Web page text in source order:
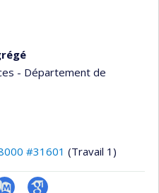
- Département de
#31601 (Travail 1)